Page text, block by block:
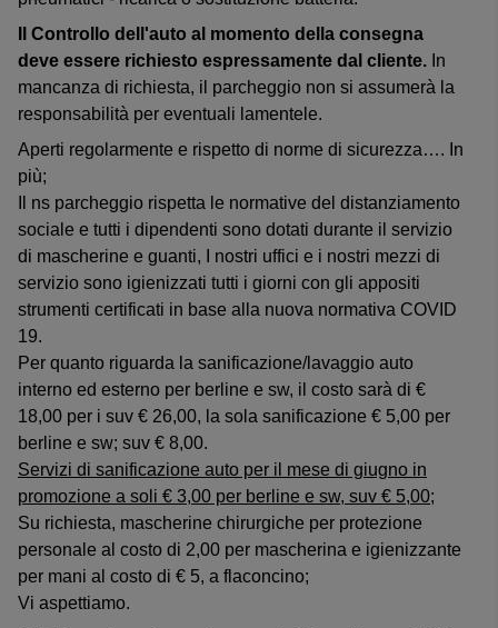
Il Controllo dell'auto al momento della consegna
deve essere richiesto espressamente dal cliente. In
mancanza di richiesta, il parcheggio non si assumerà la
responsabilità per eventuali lamentele.
Aperti regolarmente e rispetto di norme di sicurezza…. In
più;
Il ns parcheggio rispetta le normative del distanziamento
sociale e tutti i dipendenti sono dotati durante il servizio
di mascherine e guanti, I nostri uffici e i nostri mezzi di
servizio sono igienizzati tutti i giorni con gli appositi
strumenti certificati in base alla nuova normativa COVID
19.
Per quanto riguarda la sanificazione/lavaggio auto
interno ed esterno per berline e sw, il costo sarà di €
18,00 per i suv € 26,00, la sola sanificazione € 5,00 per
berline e sw; suv € 8,00.
Servizi di sanificazione auto per il mese di giugno in
promozione a soli € 3,00 per berline e sw, suv € 5,00;
Su richiesta, mascherine chirurgiche per protezione
personale al costo di 2,00 per mascherina e igienizzante
per mani al costo di € 5, a flaconcino;
Vi aspettiamo.